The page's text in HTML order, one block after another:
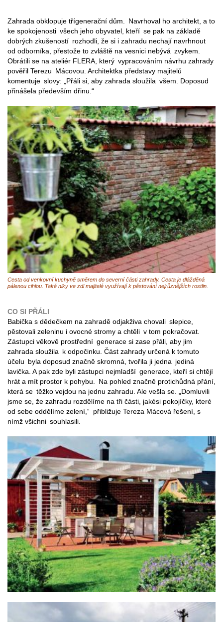
Zahrada obklopuje třígenerační dům. Navrhoval ho architekt, a to
ke spokojenosti všech jeho obyvatel, kteří se pak na základě
dobrých zkušeností rozhodli, že si i zahradu nechají navrhnout
od odborníka, přestože to zvláště na vesnici nebývá zvykem.
Obrátili se na ateliér FLERA, který vypracováním návrhu zahrady
pověřil Terezu Mácovou. Architektka představy majitelů
komentuje slovy: „Přáli si, aby zahrada sloužila všem. Doposud
přinášela především dřinu.“
Cesta od venkovní kuchyně směrem do severní části zahrady. Cesta je dlážděná
pálenou cihlou. Také niky ve zdi majitelé využívají k pěstování nejrůznějších rostlin.
CO SI PŘÁLI
Babička s dědečkem na zahradě odjakživa chovali slepice,
pěstovali zeleninu i ovocné stromy a chtěli v tom pokračovat.
Zástupci věkově prostřední generace si zase přáli, aby jim
zahrada sloužila k odpočinku. Část zahrady určená k tomuto
účelu byla doposud značně skromná, tvořila ji jedna jediná
lavička. A pak zde byli zástupci nejmladší generace, kteří si chtějí
hrát a mít prostor k pohybu. Na pohled značně protichůdná přání,
která se těžko vejdou na jednu zahradu. Ale vešla se. „Domluvili
jsme se, že zahradu rozdělíme na tři části, jakési pokojíčky, které
od sebe oddělíme zelení,“ přibližuje Tereza Mácová řešení, s
nímž všichni souhlasili.